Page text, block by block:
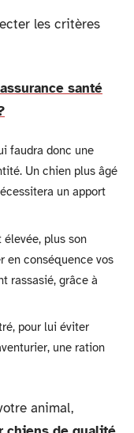
les critères
santé
faudra donc une
Un chien plus âgé
un apport
plus son
en conséquence vos
rassasié, grâce à
pour lui éviter
une ration
animal,